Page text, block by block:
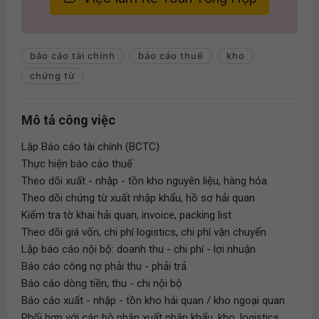
báo cáo tài chính báo cáo thuế
kho
chứng từ
Mô tả công việc
Lập Báo cáo tài chính (BCTC)
Thực hiện báo cáo thuế
Theo dõi xuất - nhập - tồn kho nguyên liệu, hàng hóa
Theo dõi chứng từ xuất nhập khẩu, hồ sơ hải quan
Kiểm tra tờ khai hải quan, invoice, packing list
Theo dõi giá vốn, chi phí logistics, chi phí vận chuyển
Lập báo cáo nội bộ: doanh thu - chi phí - lợi nhuận
Báo cáo công nợ phải thu - phải trả
Báo cáo dòng tiền, thu - chi nội bộ
Báo cáo xuất - nhập - tồn kho hải quan / kho ngoại quan